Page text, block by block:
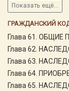
Показать ещё...
ГРАЖДАНСКИЙ
Глава 61.
Глава 62.
Глава 63.
Глава 64.
Глава 65.